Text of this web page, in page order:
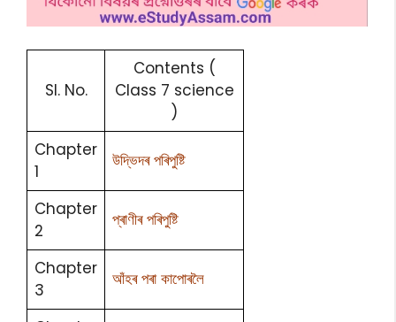
Sl. No.
Contents (
Class 7 science
)
Chapter
1
উদ্ভিদৰ পৰিপুষ্টি
Chapter
2
প্ৰাণীৰ পৰিপুষ্টি
Chapter
3
আঁহৰ পৰা কাপোৰলৈ